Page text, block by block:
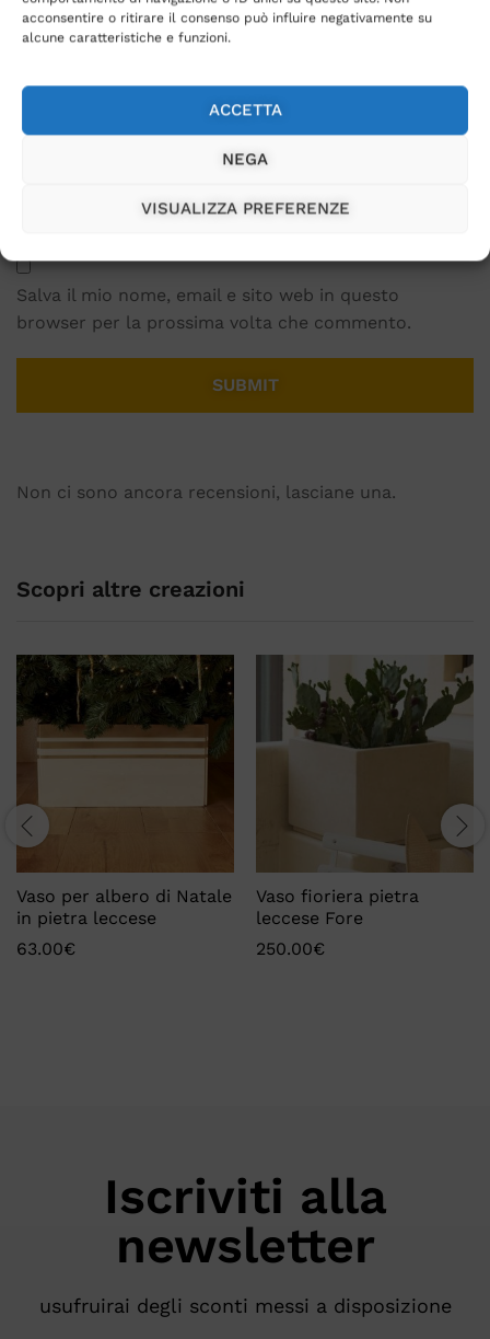
acconsentire o ritirare il consenso può influire negativamente su
alcune caratteristiche e funzioni.
ACCETTA
NEGA
VISUALIZZA PREFERENZE
Name*
Salva il mio nome, email e sito web in questo
browser per la prossima volta che commento.
Non ci sono ancora recensioni, lasciane una.
Scopri altre creazioni
Vaso per albero di Natale
in pietra leccese
63.00€
Vaso fioriera pietra
leccese Fore
250.00€
Iscriviti alla
newsletter
usufruirai degli sconti messi a disposizione